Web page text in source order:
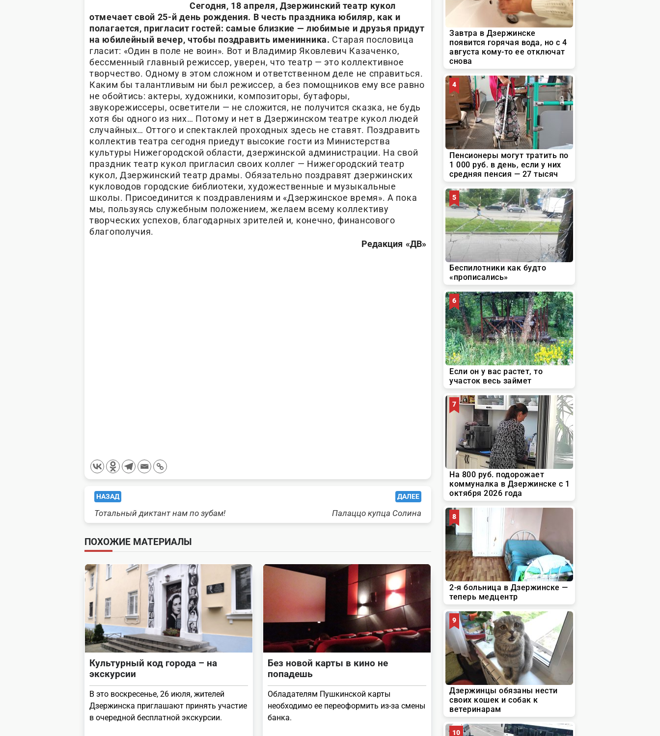
Сегодня, 18 апреля, Дзержинский театр кукол
отмечает свой 25-й день рождения. В честь праздника юбиляр, как и
полагается, пригласит гостей: самые близкие — любимые и друзья придут
на юбилейный вечер, чтобы поздравить именинника. Старая пословица
гласит: «Один в поле не воин». Вот и Владимир Яковлевич Казаченко,
бессменный главный режиссер, уверен, что театр — это коллективное
творчество. Одному в этом сложном и ответственном деле не справиться.
Каким бы талантливым ни был режиссер, а без помощников ему все равно
не обойтись: актеры, художники, композиторы, бутафоры,
звукорежиссеры, осветители — не сложится, не получится сказка, не будь
хотя бы одного из них… Потому и нет в Дзержинском театре кукол людей
случайных… Оттого и спектаклей проходных здесь не ставят. Поздравить
коллектив театра сегодня приедут высокие гости из Министерства
культуры Нижегородской области, дзержинской администрации. На свой
праздник театр кукол пригласил своих коллег — Нижегородский театр
кукол, Дзержинский театр драмы. Обязательно поздравят дзержинских
кукловодов городские библиотеки, художественные и музыкальные
школы. Присоединится к поздравлениям и «Дзержинское время». А пока
мы, пользуясь служебным положением, желаем всему коллективу
творческих успехов, благодарных зрителей и, конечно, финансового
благополучия.
Редакция «ДВ»
<span
class="nav-
subtitle
screen-
reader-
text">Page</span>
НАЗАД
Тотальный диктант нам по зубам!
ДАЛЕЕ
Палаццо купца Солина
ПОХОЖИЕ МАТЕРИАЛЫ
Культурный код города – на
экскурсии
В это воскресенье, 26 июля, жителей
Дзержинска приглашают принять участие
в очередной бесплатной экскурсии.
Без новой карты в кино не
попадешь
Обладателям Пушкинской карты
необходимо ее переоформить из-за смены
банка.